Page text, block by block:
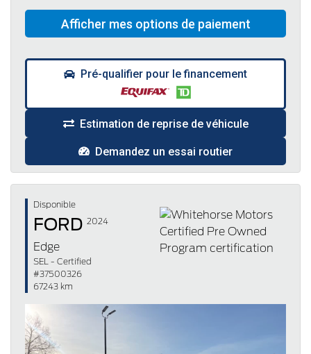
Pré-qualifier pour le financement
Estimation de reprise de véhicule
Demandez un essai routier
Disponible
FORD 2024
Edge
SEL - Certified
#37500326
67243 km